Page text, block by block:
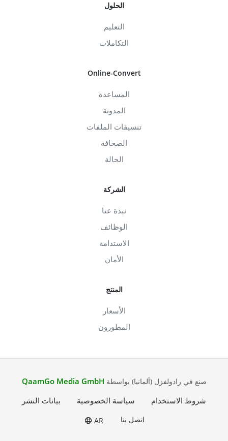
الحلول
التعليم
التكاملات
Online-Convert
المساعدة
المدونة
تنسيقات الملفات
الصحافة
الحالة
الشركة
نبذة عنا
الوظائف
الاستدامة
الأمان
المنتج
الأسعار
المطورون
صنع في رادولفزل (ألمانيا) بواسطة QaamGo Media GmbH
شروط الاستخدام
سياسة الخصوصية بيانات النشر
اتصل بنا AR